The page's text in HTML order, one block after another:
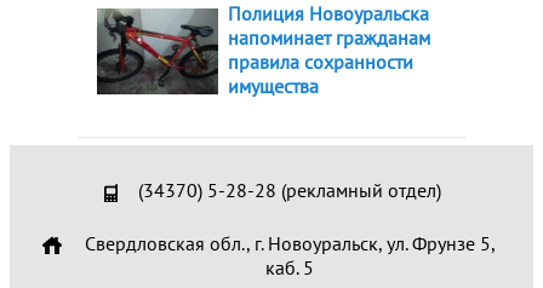
Полиция Новоуральска
напоминает гражданам
правила сохранности
имущества
(34370) 5-28-28 (рекламный отдел)
Свердловская обл., г. Новоуральск, ул. Фрунзе 5,
каб. 5